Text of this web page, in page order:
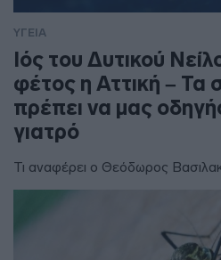
ΥΓΕΙΑ
Ιός του Δυτικού
φέτος η Αττική –
πρέπει να μας
γιατρό
Τι αναφέρει ο Θεόδωρος